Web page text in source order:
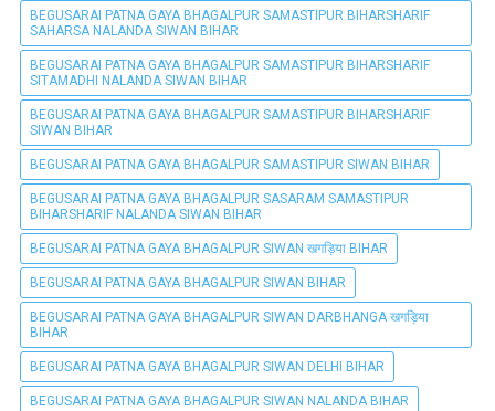
BEGUSARAI PATNA GAYA BHAGALPUR SAMASTIPUR BIHARSHARIF
SAHARSA NALANDA SIWAN BIHAR
BEGUSARAI PATNA GAYA BHAGALPUR SAMASTIPUR BIHARSHARIF
SITAMADHI NALANDA SIWAN BIHAR
BEGUSARAI PATNA GAYA BHAGALPUR SAMASTIPUR BIHARSHARIF
SIWAN BIHAR
BEGUSARAI PATNA GAYA BHAGALPUR SAMASTIPUR SIWAN BIHAR
BEGUSARAI PATNA GAYA BHAGALPUR SASARAM SAMASTIPUR
BIHARSHARIF NALANDA SIWAN BIHAR
BEGUSARAI PATNA GAYA BHAGALPUR SIWAN खगड़िया BIHAR
BEGUSARAI PATNA GAYA BHAGALPUR SIWAN BIHAR
BEGUSARAI PATNA GAYA BHAGALPUR SIWAN DARBHANGA खगड़िया
BIHAR
BEGUSARAI PATNA GAYA BHAGALPUR SIWAN DELHI BIHAR
BEGUSARAI PATNA GAYA BHAGALPUR SIWAN NALANDA BIHAR